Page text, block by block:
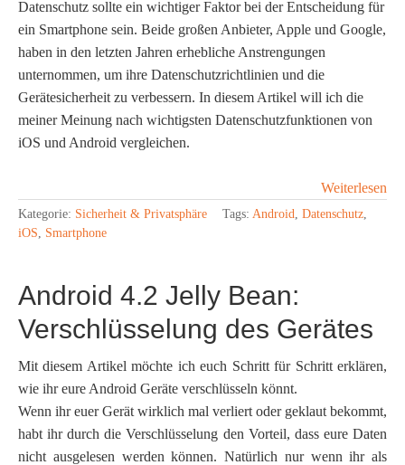
Datenschutz sollte ein wichtiger Faktor bei der Entscheidung für
ein Smartphone sein. Beide großen Anbieter, Apple und Google,
haben in den letzten Jahren erhebliche Anstrengungen
unternommen, um ihre Datenschutzrichtlinien und die
Gerätesicherheit zu verbessern. In diesem Artikel will ich die
meiner Meinung nach wichtigsten Datenschutzfunktionen von
iOS und Android vergleichen.
Weiterlesen
Kategorie: Sicherheit & Privatsphäre Tags: Android, Datenschutz,
iOS, Smartphone
Android 4.2 Jelly Bean:
Verschlüsselung des Gerätes
Mit diesem Artikel möchte ich euch Schritt für Schritt erklären,
wie ihr eure Android Geräte verschlüsseln könnt.
Wenn ihr euer Gerät wirklich mal verliert oder geklaut bekommt,
habt ihr durch die Verschlüsselung den Vorteil, dass eure Daten
nicht ausgelesen werden können. Natürlich nur wenn ihr als